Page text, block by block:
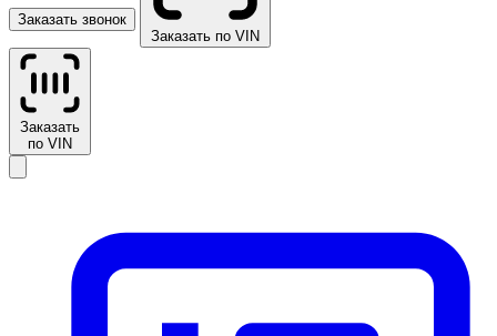
Заказать звонок
Заказать по VIN
Заказать
по VIN